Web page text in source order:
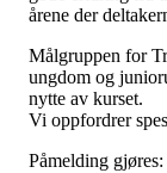
årene der
Målgruppen for
ungdom og
nytte av kurset.
Vi oppfordrer
Påmelding gjøres: